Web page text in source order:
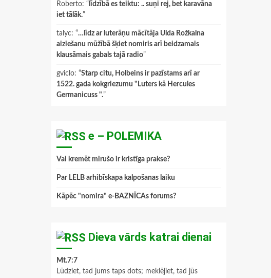
Roberto: “ līdzībā es teiktu: .. suņi rej, bet karavāna
iet tālāk.”
talyc: “…līdz ar luterāņu mācītāja Ulda Rožkalna
aiziešanu mūžībā šķiet nomiris arī beidzamais
klausāmais gabals tajā radio”
gviclo: “Starp citu, Holbeins ir pazīstams arī ar
1522. gada kokgriezumu "Luters kā Hercules
Germanicuss ".”
e – POLEMIKA
Vai kremēt mirušo ir kristīga prakse?
Par LELB arhibīskapa kalpošanas laiku
Kāpēc "nomira" e-BAZNĪCAs forums?
Dieva vārds katrai dienai
Mt.7:7
Lūdziet, tad jums taps dots; meklējiet, tad jūs